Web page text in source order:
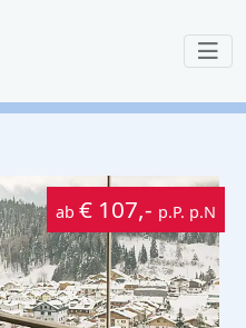
ab € 107,- p.P. p.N